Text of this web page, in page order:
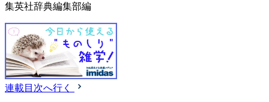
集英社辞典編集部編
連載目次へ行く